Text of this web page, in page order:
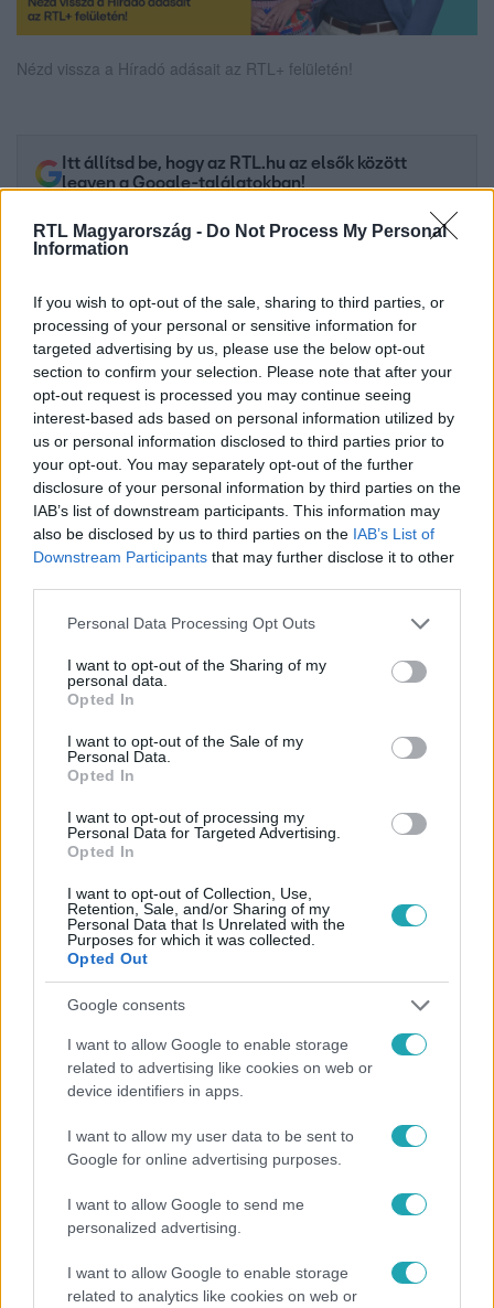
RTL Magyarország - Do Not Process My Personal
Information
If you wish to opt-out of the sale, sharing to third parties, or
processing of your personal or sensitive information for
targeted advertising by us, please use the below opt-out
section to confirm your selection. Please note that after your
opt-out request is processed you may continue seeing
interest-based ads based on personal information utilized by
us or personal information disclosed to third parties prior to
your opt-out. You may separately opt-out of the further
disclosure of your personal information by third parties on the
IAB’s list of downstream participants. This information may
also be disclosed by us to third parties on the IAB’s List of
Downstream Participants that may further disclose it to other
Please note that this website/app uses one or more Google
not limited to your visit or usage behaviour. You may click to
grant or deny consent to Google and its third-party tags to
use your data for below specified purposes in below Google
consent section.
Personal Data Processing Opt Outs
I want to opt-out of the Sharing of my
personal data.
Opted In
I want to opt-out of the Sale of my
Personal Data.
Opted In
I want to opt-out of processing my
Personal Data for Targeted Advertising.
Opted In
I want to opt-out of Collection, Use,
Retention, Sale, and/or Sharing of my
Personal Data that Is Unrelated with the
Purposes for which it was collected.
Opted Out
Google consents
I want to allow Google to enable storage
related to advertising like cookies on web or
device identifiers in apps.
I want to allow my user data to be sent to
Google for online advertising purposes.
I want to allow Google to send me
personalized advertising.
I want to allow Google to enable storage
related to analytics like cookies on web or
Nézd vissza a Híradó adásait az RTL+ felületén!
Itt állítsd be, hogy az RTL.hu az elsők között
legyen a Google-találatokban!
Kövess minket, és értesülj a friss hírekről a
Facebookon is!
Követem
HÍRADÓ #
BÖRTÖNBÜNTETÉS #MEGFULLADT TRAGÉDIA
CSECSEMŐ
Népszerű